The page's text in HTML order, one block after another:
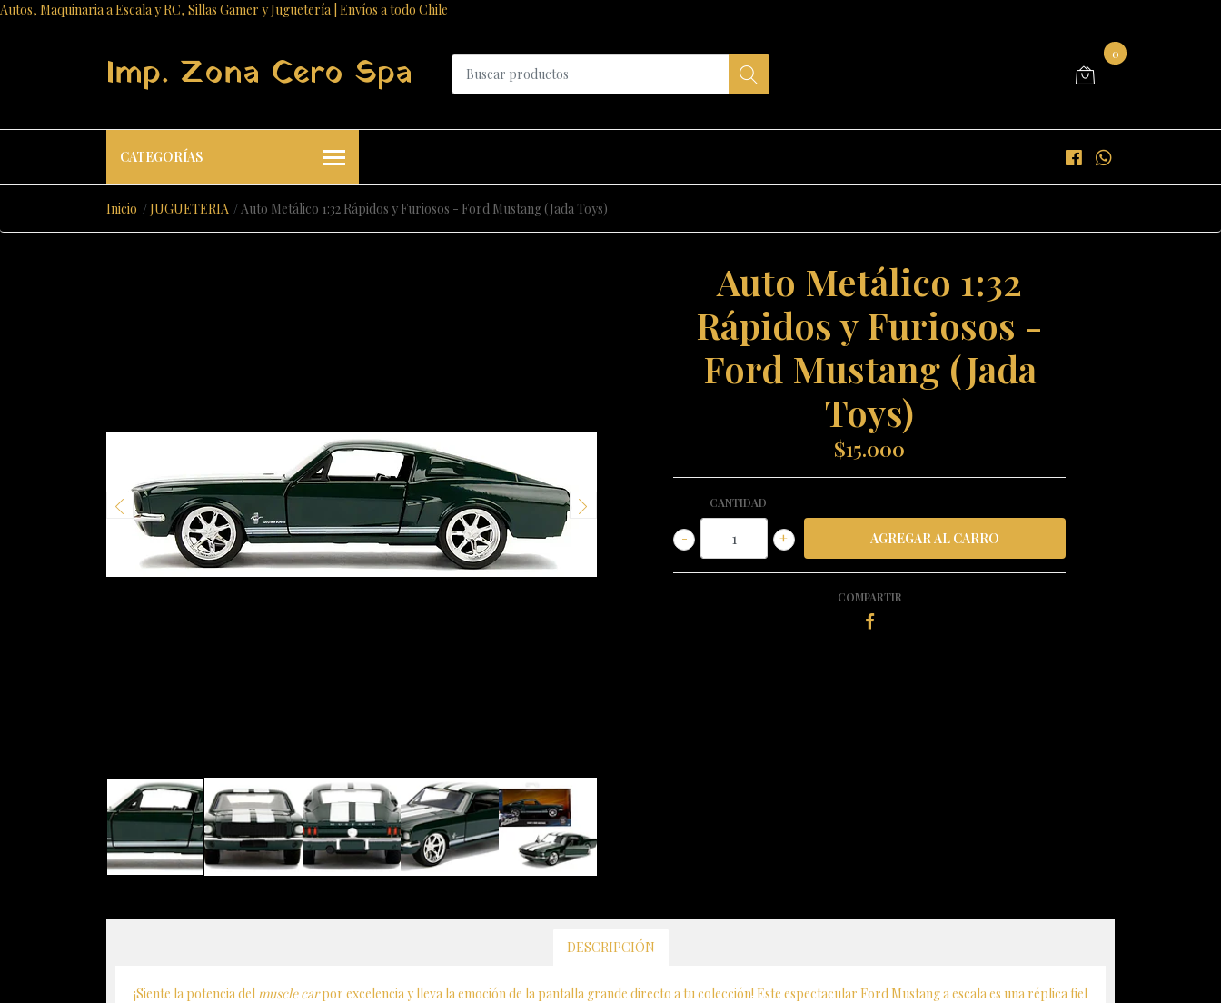
Autos, Maquinaria a Escala y RC, Sillas Gamer y Juguetería | Envíos a todo Chile
Imp. Zona Cero Spa 0
CATEGORÍAS
Inicio JUGUETERIA Auto Metálico 1:32 Rápidos y Furiosos - Ford Mustang (Jada Toys)
Auto Metálico 1:32
Rápidos y Furiosos -
Ford Mustang (Jada
Toys)
$15.000
CANTIDAD
+
-
COMPARTIR
DESCRIPCIÓN
¡Siente la potencia delmuscle carpor excelencia y lleva la emoción de la pantalla grande directo a tu colección! Este espectacular Ford Mustang a escala es una réplica fiel